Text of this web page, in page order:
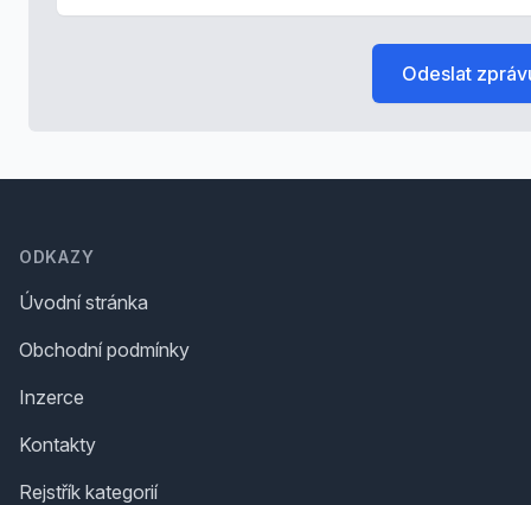
Odeslat
ODKAZY
Úvodní stránka
Obchodní podmínky
Inzerce
Kontakty
Rejstřík kategorií